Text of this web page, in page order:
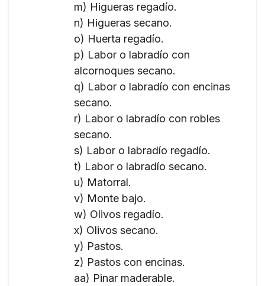
m) Higueras regadío.
n) Higueras secano.
o) Huerta regadío.
p) Labor o labradío con
alcornoques secano.
q) Labor o labradío con encinas
secano.
r) Labor o labradío con robles
secano.
s) Labor o labradío regadío.
t) Labor o labradío secano.
u) Matorral.
v) Monte bajo.
w) Olivos regadío.
x) Olivos secano.
y) Pastos.
z) Pastos con encinas.
aa) Pinar maderable.